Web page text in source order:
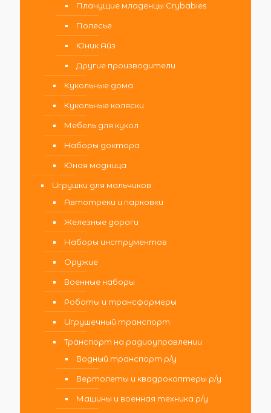
Плачущие младенцы Crybabies
Полесье
Юник Айз
Другие производители
Кукольные дома
Кукольные коляски
Мебель для кукол
Наборы доктора
Юная модница
Игрушки для мальчиков
Автотреки и парковки
Железные дороги
Наборы инструментов
Оружие
Военные наборы
Роботы и трансформеры
Игрушечный транспорт
Транспорт на радиоуправлении
Водный транспорт р/у
Вертолеты и квадрокоптеры р/у
Машины и военная техника р/у